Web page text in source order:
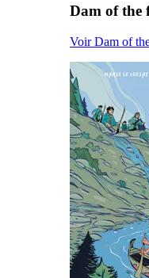
Dam of the
Voir Dam of